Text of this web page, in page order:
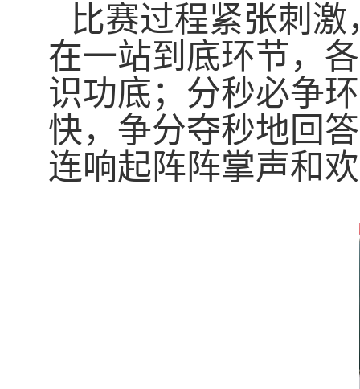
比赛过程紧张刺
在一站到底环节，
识功底；分秒必争
快，争分夺秒地回
连响起阵阵掌声和